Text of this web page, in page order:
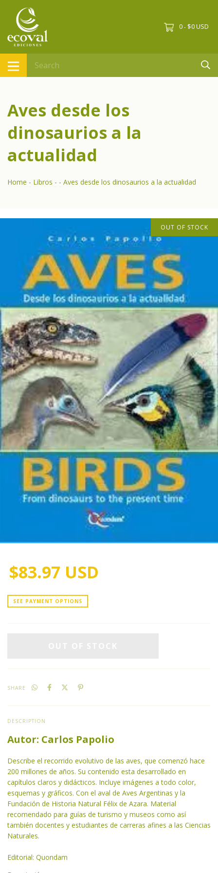
0 - $0 USD
Aves desde los
dinosaurios a la
actualidad
Home - Libros - - Aves desde los dinosaurios a la actualidad
OUT OF STOCK
$83.97 USD
SEE PAYMENT OPTIONS
SHARE
DESCRIPTION
Autor: Carlos Papolio
Describe el recorrido evolutivo de las aves, que comenzó hace
200 millones de años. Su contenido esta desarrollado en
capítulos claros y didácticos. Incluye imágenes a todo color,
esquemas y gráficos. Con el aval de Aves Argentinas y la
Fundación de Historia Natural Félix de Azara. Material
recomendado para guías de turismo y museos como así
también docentes y estudiantes de carreras afines a las Ciencias
Naturales.
Editorial: Quondam